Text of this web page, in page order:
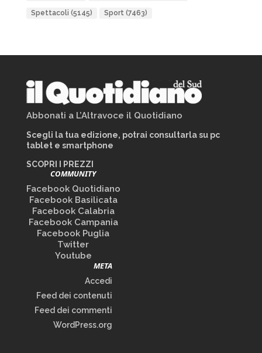
Spettacoli (5145) Sport(7463)
Abbonati a L’Altravoce il Quotidiano
Scegli la tua edizione, potrai consultarla su pc
tablet e smartphone
SCOPRI I PREZZI
COMMUNITY
Facebook Quotidiano
Facebook Basilicata
Facebook Calabria
Facebook Campania
Facebook Puglia
Twitter
Youtube
META
Accedi
Feed dei contenuti
Feed dei commenti
WordPress.org